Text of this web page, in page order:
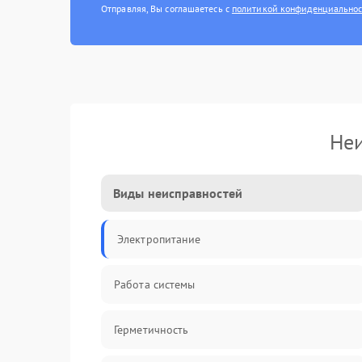
Отправляя, Вы соглашаетесь с политикой
Виды неисправностей
Электропитание
Работа системы
Герметичность